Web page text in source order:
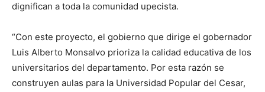
dignifican a toda la comunidad upecista.
“Con este proyecto, el gobierno que dirige el gobernador
Luis Alberto Monsalvo prioriza la calidad educativa de los
universitarios del departamento. Por esta razón se
construyen aulas para la Universidad Popular del Cesar,